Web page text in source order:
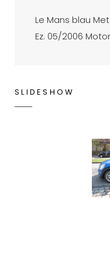
Le Mans blau
Ez. 05/2006
SLIDESHOW